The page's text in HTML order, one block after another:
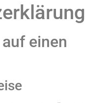
einen